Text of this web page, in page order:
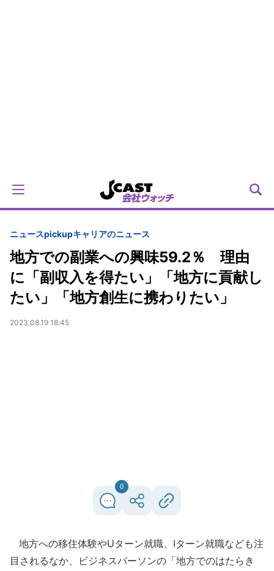
ニュースpickupキャリアのニュース
地方での副業への興味59.2％ 理由
に「副収入を得たい」「地方に貢献し
たい」「地方創生に携わりたい」
2023.08.19 18:45
0
地方への移住体験やUターン就職、Iターン就職なども注
目されるなか、ビジネスパーソンの「地方でのはたらき